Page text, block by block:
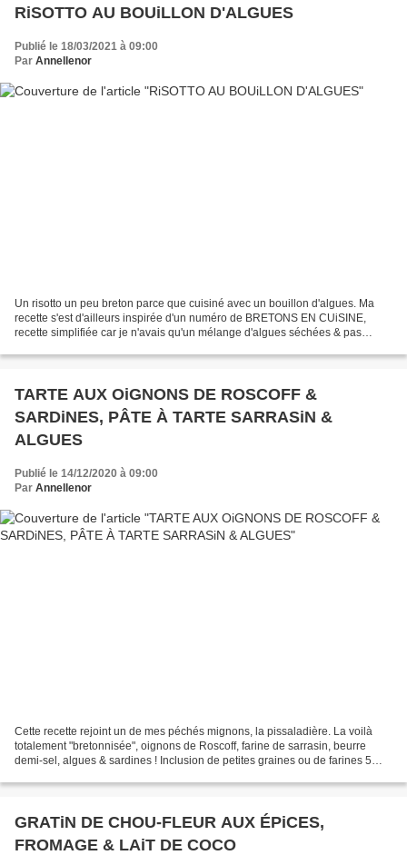
RiSOTTO AU BOUiLLON D'ALGUES
Publié le 18/03/2021 à 09:00
Par Annellenor
Un risotto un peu breton parce que cuisiné avec un bouillon d'algues. Ma
recette s'est d'ailleurs inspirée d'un numéro de BRETONS EN CUiSINE,
recette simplifiée car je n'avais qu'un mélange d'algues séchées & pas
TARTE AUX OiGNONS DE ROSCOFF &
SARDiNES, PÂTE À TARTE SARRASiN &
ALGUES
Publié le 14/12/2020 à 09:00
Par Annellenor
Cette recette rejoint un de mes péchés mignons, la pissaladière. La voilà
totalement "bretonnisée", oignons de Roscoff, farine de sarrasin, beurre
demi-sel, algues & sardines ! Inclusion de petites graines ou de farines 5
GRATiN DE CHOU-FLEUR AUX ÉPiCES,
FROMAGE & LAiT DE COCO